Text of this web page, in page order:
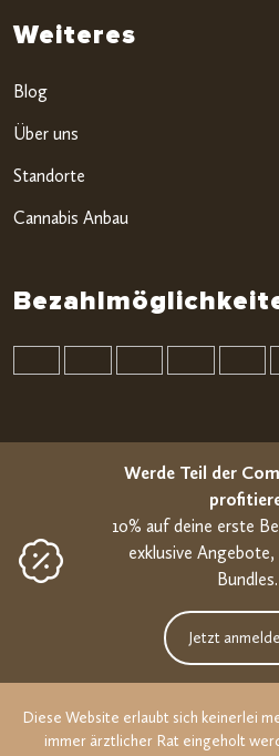
Weiteres
Blog
Über uns
Standorte
Cannabis Anbau
Werde Teil der
10% auf deine erste
exklusive
Bundles.
Jetzt
Diese Website erlaubt sich keinerlei
immer ärztlicher Rat eingeholt